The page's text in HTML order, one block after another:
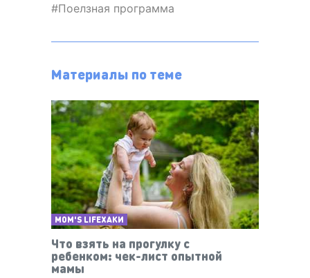
Поелзная программа
Материалы по теме
MOM'S LIFEХАКИ
Что взять на прогулку с
ребенком: чек-лист опытной
мамы